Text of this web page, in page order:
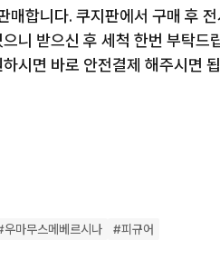
매합니다. 쿠지판에서 구매 후
니 받으신 후 세척 한번 부탁드
시면 바로 안전결제 해주시면
우마무스메베르시나 #피규어